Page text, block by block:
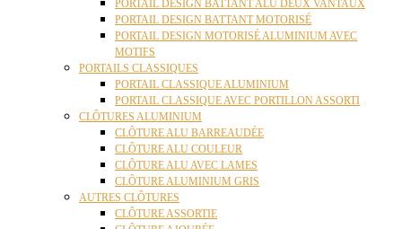
PORTAIL DESIGN BATTANT ALU DEUX VANTAUX
PORTAIL DESIGN BATTANT MOTORISÉ
PORTAIL DESIGN MOTORISÉ ALUMINIUM AVEC
MOTIFS
PORTAILS CLASSIQUES
PORTAIL CLASSIQUE ALUMINIUM
PORTAIL CLASSIQUE AVEC PORTILLON ASSORTI
CLÔTURES ALUMINIUM
CLÔTURE ALU BARREAUDÉE
CLÔTURE ALU COULEUR
CLÔTURE ALU AVEC LAMES
CLÔTURE ALUMINIUM GRIS
AUTRES CLÔTURES
CLÔTURE ASSORTIE